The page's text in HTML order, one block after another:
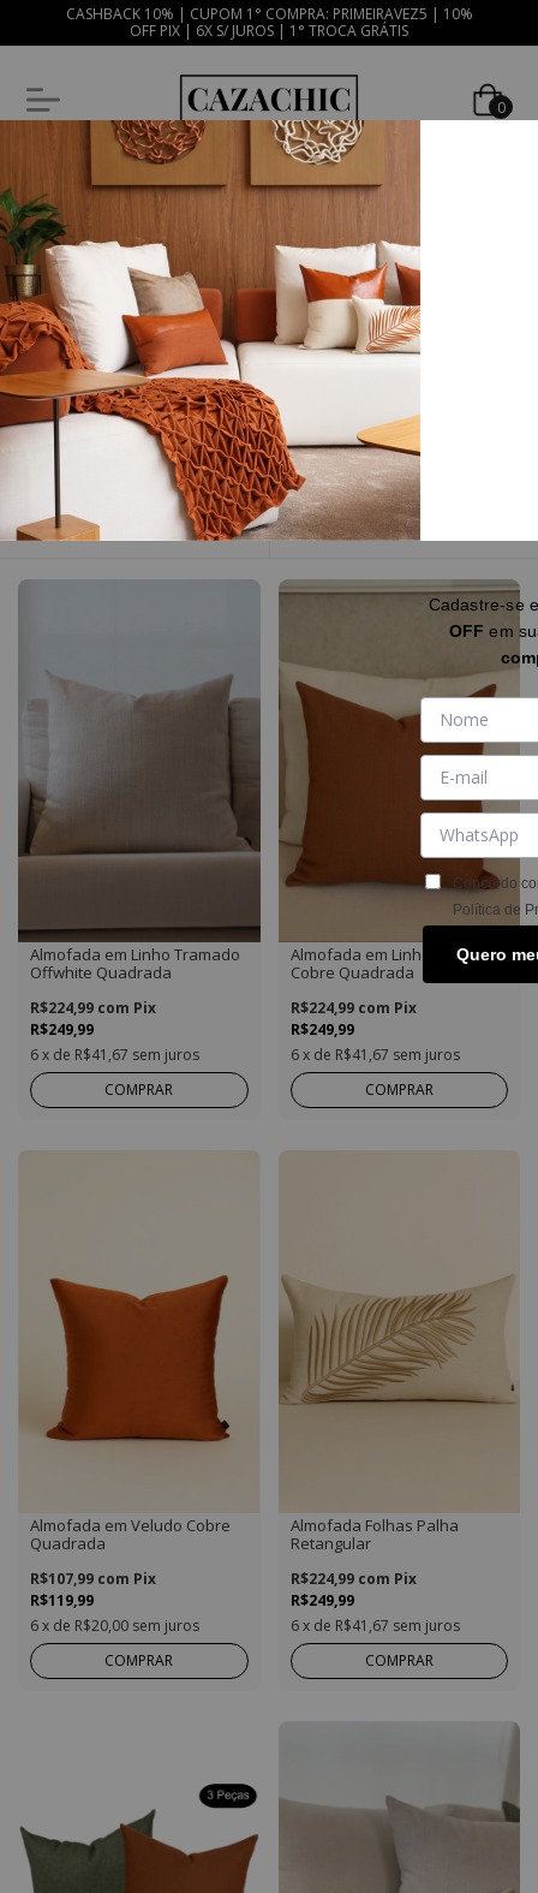
CASHBACK 10% | CUPOM 1° COMPRA: PRIMEIRAVEZ5 | 10%
OFF PIX | 6X S/ JUROS | 1° TROCA GRÁTIS
0
Coleção SOUQ
Início Coleções
Descubra almofadas bordadas, em linho, veludo e couro ecológico. Design
exclusivo, conforto e estilo para transformar seu ambiente Souq.
Filtrar
Almofada em Linho Tramado
Offwhite Quadrada
R$249,99
R$224,99 com Pix
6x de R$41,67 sem juros
COMPRAR
Almofada em Linho Tramado
Cobre Quadrada
R$249,99
R$224,99 com Pix
6 x de R$41,67 sem juros
COMPRAR
Almofada em Veludo Cobre
Quadrada
R$119,99
R$107,99 com Pix
6x de R$20,00 sem juros
COMPRAR
Almofada Folhas Palha
Retangular
R$249,99
R$224,99 com Pix
6 x de R$41,67 sem juros
COMPRAR
Cadastre-se
OFF em
Concordo
Política de
Quero